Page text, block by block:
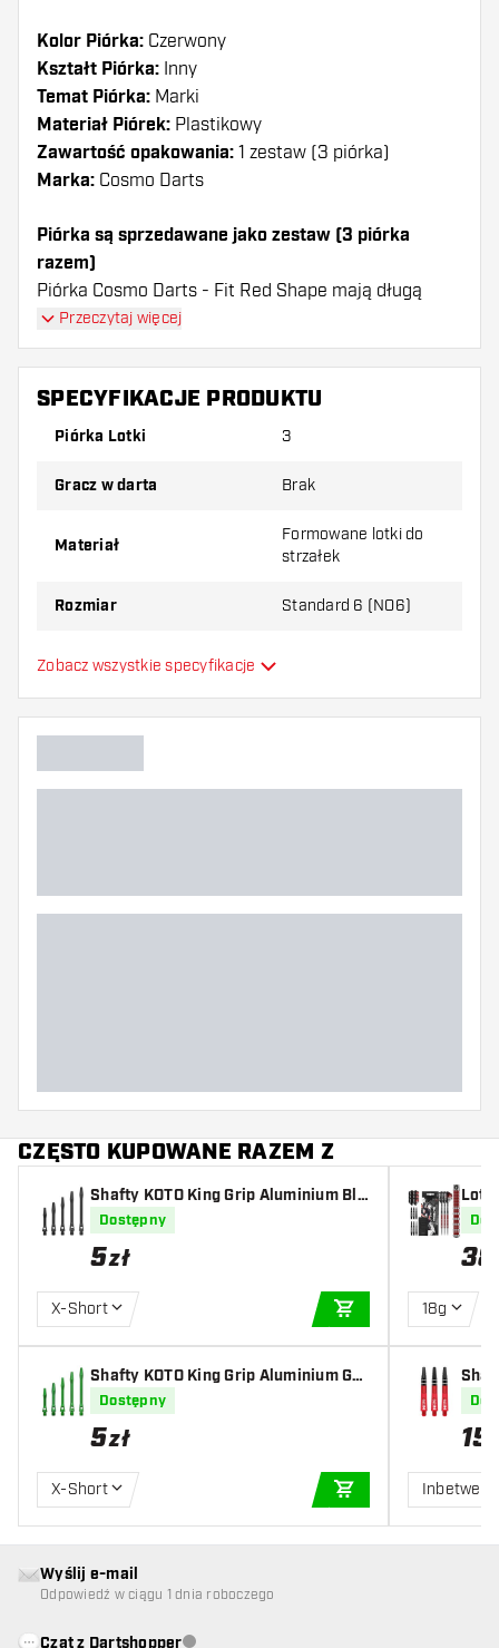
Kolor Piórka: Czerwony
Kształt Piórka: Inny
Temat Piórka: Marki
Materiał Piórek: Plastikowy
Zawartość opakowania: 1 zestaw (3 piórka)
Marka: Cosmo Darts
Piórka są sprzedawane jako zestaw (3 piórka
razem)
Piórka Cosmo Darts - Fit Red Shape mają długą
żywotność. Te piórka mogą być używane tylko z
shafty Cosmo Fit.
Dartshopper tip!
Upewnij się, że masz pod ręką dużo piórek i
Wypróbuj inny kształt, materiał lub grubość
najbardziej Ci odpowiada!
Przeczytaj więcej
SPECYFIKACJE PRODUKTU
Piórka Lotki 3
Gracz w darta Brak
Materiał
Formowane lotki do
strzałek
Rozmiar Standard 6 (NO6)
Typ
Główny kolor
Zobacz wszystkie specyfikacje
CZĘSTO KUPOWANE RAZEM Z
Shafty KOTO King Grip Aluminium Bla
ck
Dostępny
5zł
X-Short
DODAJ DO
Shafty KOTO King Grip Aluminium Gre
en
Dostępny
5zł
X-Short
DODAJ DO
38
18g
15
Inbetween
Wyślij e-mail
Odpowiedź w ciągu 1 dnia roboczego
Czat z Dartshopper